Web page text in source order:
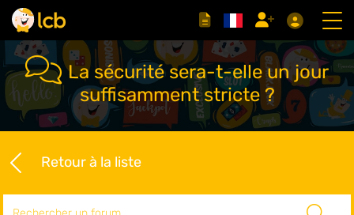
La sécurité sera-t-elle un jour
suffisamment stricte ?
Retour à la liste